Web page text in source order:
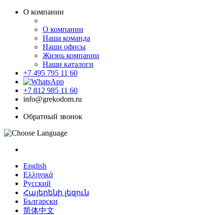
О компании
О компании
Наша команда
Наши офисы
Жизнь компании
Наши каталоги
+7 495 795 11 60
+7 812 985 11 60
info@grekodom.ru
Обратный звонок
English
Ελληνικά
Русский
Հայերենի լեզուն
Български
简体中文